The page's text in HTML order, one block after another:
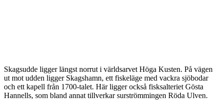
Skagsudde ligger längst norrut i världsarvet Höga Kusten. På vägen
ut mot udden ligger Skagshamn, ett fiskeläge med vackra sjöbodar
och ett kapell från 1700-talet. Här ligger också fisksalteriet Gösta
Hannells, som bland annat tillverkar surströmmingen Röda Ulven.